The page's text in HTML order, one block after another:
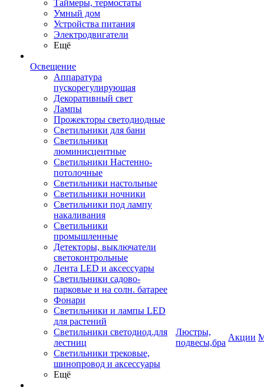
Таймеры, термостаты
Умный дом
Устройства питания
Электродвигатели
Ещё
Освещение
Аппаратура
пускорегулирующая
Декоративный свет
Лампы
Прожекторы светодиодные
Светильники для бани
Светильники
люминисцентные
Светильники Настенно-
потолочные
Светильники настольные
Светильники ночники
Светильники под лампу
накаливания
Светильники
промышленные
Детекторы, выключатели
светоконтрольные
Лента LED и аксессуары
Светильники садово-
парковые и на солн. батарее
Фонари
Светильники и лампы LED
для растений
Светильники светодиод.для
лестниц
Светильники трековые,
шинопровод и аксессуары
Ещё
Люстры,
подвесы,бра
Акции